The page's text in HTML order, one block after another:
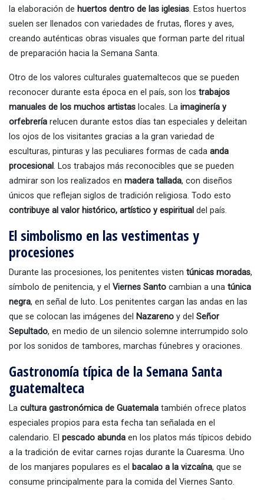
la elaboración de huertos dentro de las iglesias. Estos huertos
suelen ser llenados con variedades de frutas, flores y aves,
creando auténticas obras visuales que forman parte del ritual
de preparación hacia la Semana Santa.
Otro de los valores culturales guatemaltecos que se pueden
reconocer durante esta época en el país, son los trabajos
manuales de los muchos artistas locales. La imaginería y
orfebrería relucen durante estos días tan especiales y deleitan
los ojos de los visitantes gracias a la gran variedad de
esculturas, pinturas y las peculiares formas de cada anda
procesional. Los trabajos más reconocibles que se pueden
admirar son los realizados en madera tallada, con diseños
únicos que reflejan siglos de tradición religiosa. Todo esto
contribuye al valor histórico, artístico y espiritual del país.
El simbolismo en las vestimentas y
procesiones
Durante las procesiones, los penitentes visten túnicas moradas,
símbolo de penitencia, y el Viernes Santo cambian a una túnica
negra, en señal de luto. Los penitentes cargan las andas en las
que se colocan las imágenes del Nazareno y del Señor
Sepultado, en medio de un silencio solemne interrumpido solo
por los sonidos de tambores, marchas fúnebres y oraciones.
Gastronomía típica de la Semana Santa
guatemalteca
La cultura gastronómica de Guatemala también ofrece platos
especiales propios para esta fecha tan señalada en el
calendario. El pescado abunda en los platos más típicos debido
a la tradición de evitar carnes rojas durante la Cuaresma. Uno
de los manjares populares es el bacalao a la vizcaína, que se
consume principalmente para la comida del Viernes Santo.